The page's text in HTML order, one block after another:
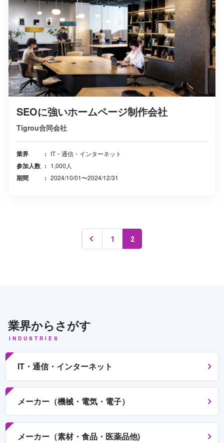
SEOに強いホームページ制作会社
Tigrou合同会社
業界 IT・通信・インターネット
参加人数 1,000人
期間 2024/10/01〜2024/12/31
1 2
業界からさがす
INDUSTRIES
IT・通信・インターネット
メーカー（機械・電気・電子）
メーカー（素材・食品・医薬品他)